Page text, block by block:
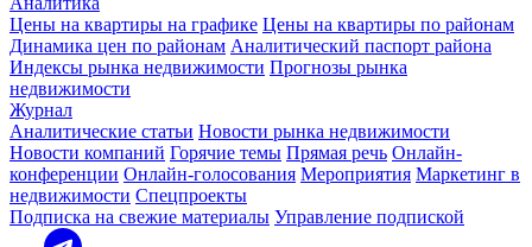
Цены на квартиры на графике Цены на квартиры по районам
Динамика цен по районам Аналитический паспорт района
Индексы рынка недвижимости Прогнозы рынка
недвижимости
Журнал
Аналитические статьи Новости рынка недвижимости
Новости компаний Горячие темы Прямая речь Онлайн-
конференции Онлайн-голосования Мероприятия Маркетинг в
недвижимости Спецпроекты
Подписка на свежие материалы Управление подпиской